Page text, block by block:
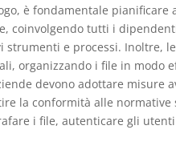
è fondamentale pianificare
coinvolgendo tutti i
strumenti e processi. Inoltre,
organizzando i file in modo
devono adottare misure
la conformità alle
i file, autenticare gli utenti